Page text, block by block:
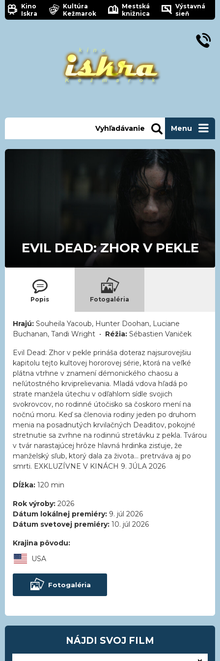
Kino
Iskra
Kultúra
Kežmarok
Mestská
knižnica
Výstavná
sieň
Menu
Vyhľadávanie
EVIL DEAD: ZHOR V PEKLE
Popis Fotogaléria
Hrajú: Souheila Yacoub, Hunter Doohan, Luciane
Buchanan, Tandi Wright • Réžia: Sébastien Vaniček
Evil Dead: Zhor v pekle prináša doteraz najsurovejšiu
kapitolu tejto kultovej hororovej série, ktorá na veľké
plátna vtrhne v znamení démonického chaosu a
neľútostného krviprelievania. Mladá vdova hľadá po
strate manžela útechu v odľahlom sídle svojich
svokrovcov, no rodinné útočisko sa čoskoro mení na
nočnú moru. Keď sa členovia rodiny jeden po druhom
menia na posadnutých krvilačných Deaditov, pokojné
stretnutie sa zvrhne na rodinnú stretávku z pekla. Tvárou
v tvár narastajúcej hrôze hlavná hrdinka zisťuje, že
manželský sľub, ktorý dala za života… pretrváva aj po
smrti. EXKLUZÍVNE V KINÁCH 9. JÚLA 2026
Dĺžka: 120 min
Rok výroby: 2026
Dátum lokálnej premiéry: 9. júl 2026
Dátum svetovej premiéry: 10. júl 2026
Krajina pôvodu:
USA
Fotogaléria
NÁJDI SVOJ FILM